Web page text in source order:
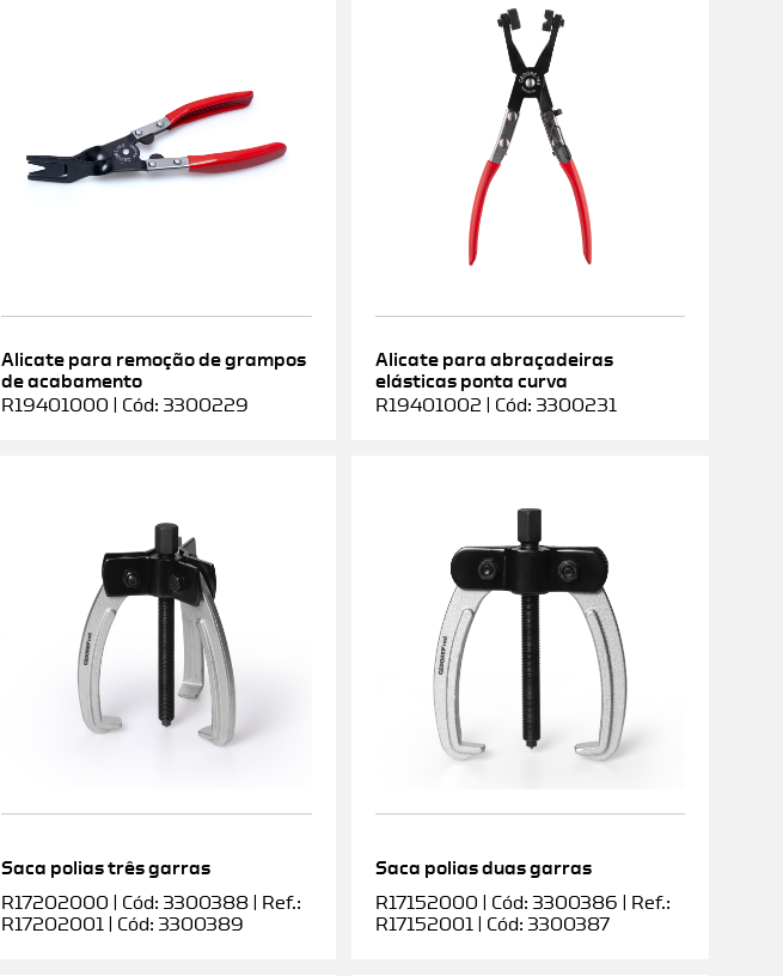
Alicate para remoção de grampos
de acabamento
R19401000 | Cód: 3300229
Alicate para abraçadeiras
elásticas ponta curva
R19401002 | Cód: 3300231
Saca polias três garras
R17202000 | Cód: 3300388 | Ref.:
R17202001 | Cód: 3300389
Saca polias duas garras
R17152000 | Cód: 3300386 | Ref.:
R17152001 | Cód: 3300387